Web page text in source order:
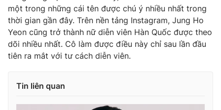
Ðiện thoại Thời báo VTV:024.66 897 897
Email:toasoan@vtv.vn
Liên hệ quảng cáo:024-7300.7108
một trong những cái tên được chú ý nhiều nhất trong
thời gian gần đây. Trên nền tảng Instagram, Jung Ho
Yeon cũng trở thành nữ diễn viên Hàn Quốc được theo
dõi nhiều nhất. Cô làm được điều này chỉ sau lần đầu
tiên ra mắt với tư cách diễn viên.
Tin liên quan